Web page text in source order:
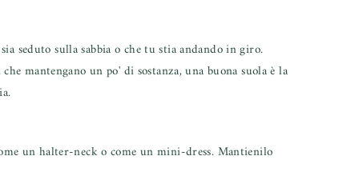
seduto sulla sabbia o che tu stia andando in giro.
mantengano un po' di sostanza, una buona suola è la
un halter-neck o come un mini-dress. Mantienilo